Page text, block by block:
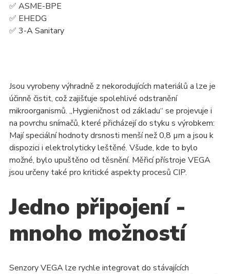
✅ ASME-BPE
✅ EHEDG
✅ 3-A Sanitary
Jsou vyrobeny výhradně z nekorodujících materiálů a lze je
účinně čistit, což zajišťuje spolehlivé odstranění
mikroorganismů. „Hygieničnost od základu“ se projevuje i
na povrchu snímačů, které přicházejí do styku s výrobkem:
Mají speciální hodnoty drsnosti menší než 0,8 µm a jsou k
dispozici i elektrolyticky leštěné. Všude, kde to bylo
možné, bylo upuštěno od těsnění. Měřicí přístroje VEGA
jsou určeny také pro kritické aspekty procesů CIP.
Jedno připojení -
mnoho možností
Senzory VEGA lze rychle integrovat do stávajících